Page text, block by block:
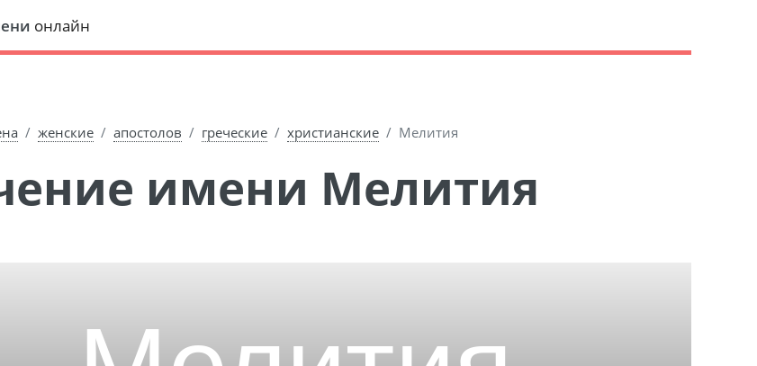
онлайн
женские апостолов греческие христианские Мелития
имени Мелития